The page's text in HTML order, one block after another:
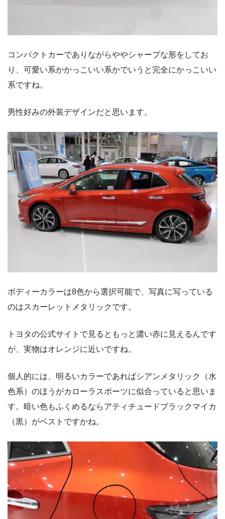
コンパクトカーでありながらややシャープな形をしてお
り、可愛い系かかっこいい系かでいうと完全にかっこいい
系ですね。
男性好みの外装デザインだと思います。
ボディーカラーは8色から選択可能で、写真に写っている
のはスカーレットメタリックです。
トヨタの公式サイトで見るともっと濃い赤に見えるんです
が、実物はオレンジに近いですね。
個人的には、明るいカラーであればシアンメタリック（水
色系）のほうがカローラスポーツに似合っていると思いま
す。暗い色もふくめるならアティチュードブラックマイカ
（黒）がベストですかね。